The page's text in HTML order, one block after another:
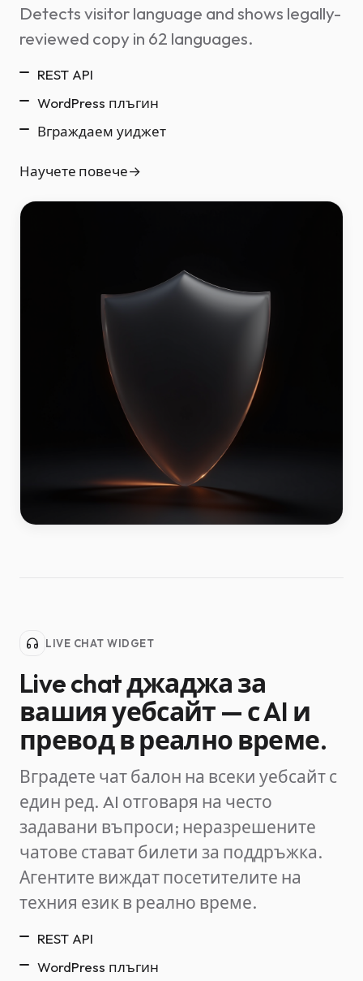
Detects visitor language and shows legally-
reviewed copy in 62 languages.
REST API
WordPress плъгин
Вграждаем уиджет
Научете повече
LIVE CHAT WIDGET
Live chat джаджа за
вашия уебсайт — с AI и
превод в реално време.
Вградете чат балон на всеки уебсайт с
един ред. AI отговаря на често
задавани въпроси; неразрешените
чатове стават билети за поддръжка.
Агентите виждат посетителите на
техния език в реално време.
REST API
WordPress плъгин